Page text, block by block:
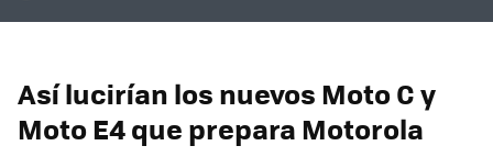
Así lucirían los nuevos Moto C y
Moto E4 que prepara Motorola